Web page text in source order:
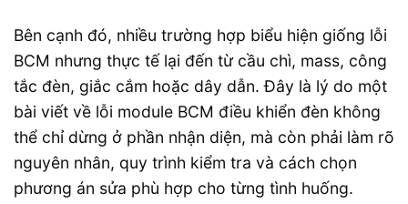
Bên cạnh đó, nhiều trường hợp biểu hiện giống lỗi
BCM nhưng thực tế lại đến từ cầu chì, mass, công
tắc đèn, giắc cắm hoặc dây dẫn. Đây là lý do một
bài viết về lỗi module BCM điều khiển đèn không
thể chỉ dừng ở phần nhận diện, mà còn phải làm rõ
nguyên nhân, quy trình kiểm tra và cách chọn
phương án sửa phù hợp cho từng tình huống.